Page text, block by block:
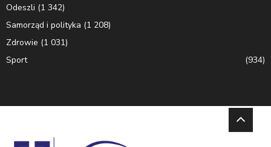
Odeszli (1 342)
Samorząd i polityka (1 208)
Zdrowie (1 031)
Sport
(934)